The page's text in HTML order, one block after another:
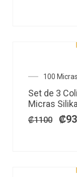
100 Micras
Set de 3
Micras
₡1100
El
era:
₡